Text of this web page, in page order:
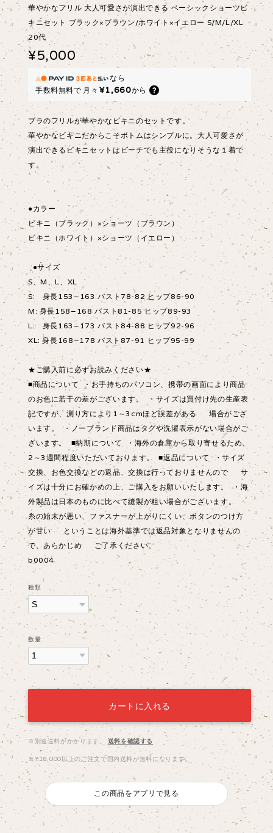
華やかなフリル 大人可愛さが演出できる ベーシックショーツビ
キニセット ブラック×ブラウン/ホワイト×イエロー S/M/L/XL
20代
¥5,000
なら
手数料無料で 月々 ¥1,660から
ブラのフリルが華やかなビキニのセットです。
華やかなビキニだからこそボトムはシンプルに。大人可愛さが
演出できるビキニセットはビーチでも主役になりそうな１着で
す。
●カラー
ビキニ（ブラック）×ショーツ（ブラウン）
ビキニ（ホワイト）×ショーツ（イエロー）
●サイズ
S、M、L、XL
S: 身長153−163 バスト78-82 ヒップ86-90
M: 身長158−168 バスト81-85 ヒップ89-93
L: 身長163−173 バスト84-88 ヒップ92-96
XL: 身長168−178 バスト87-91 ヒップ95-99
★ご購入前に必ずお読みください★
■商品について ・お手持ちのパソコン、携帯の画面により商品
のお色に若干の差がございます。 ・サイズは買付け先の生産表
記ですが、測り方により1～3cmほど誤差がある 場合がござ
います。 ・ノーブランド商品はタグや洗濯表示がない場合がご
ざいます。 ■納期について ・海外の倉庫から取り寄せるため、
2～3週間程度いただいております。 ■返品について ・サイズ
交換、お色交換などの返品、交換は行っておりませんので サ
イズは十分にお確かめの上、ご購入をお願いいたします。 ・海
外製品は日本のものに比べて縫製が粗い場合がございます。
糸の始末が悪い、ファスナーが上がりにくい、ボタンのつけ方
が甘い ということは海外基準では返品対象となりませんの
で、あらかじめ ご了承ください。
b0004
種類
数量
カートに入れる
※別途送料がかかります。 送料を確認する
※¥18,000以上のご注文で国内送料が無料になります。
この商品をアプリで見る